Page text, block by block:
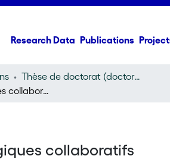
Research Data Publications
Thèse de doctorat (doctoral thesis)
Réseaux logiques collaboratifs pour la recherche décentralisée dans les systèmes à large-échelle
collaboratifs